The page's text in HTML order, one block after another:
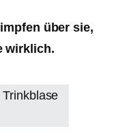
über sie,
wirklich.